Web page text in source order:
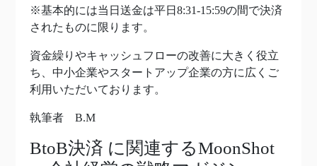
※基本的には当日送金は平日8:31-15:59の間で決済
されたものに限ります。
資金繰りやキャッシュフローの改善に大きく役立
ち、中小企業やスタートアップ企業の方に広くご
利用いただいております。
執筆者 B.M
BtoB決済 に関連するMoonShot